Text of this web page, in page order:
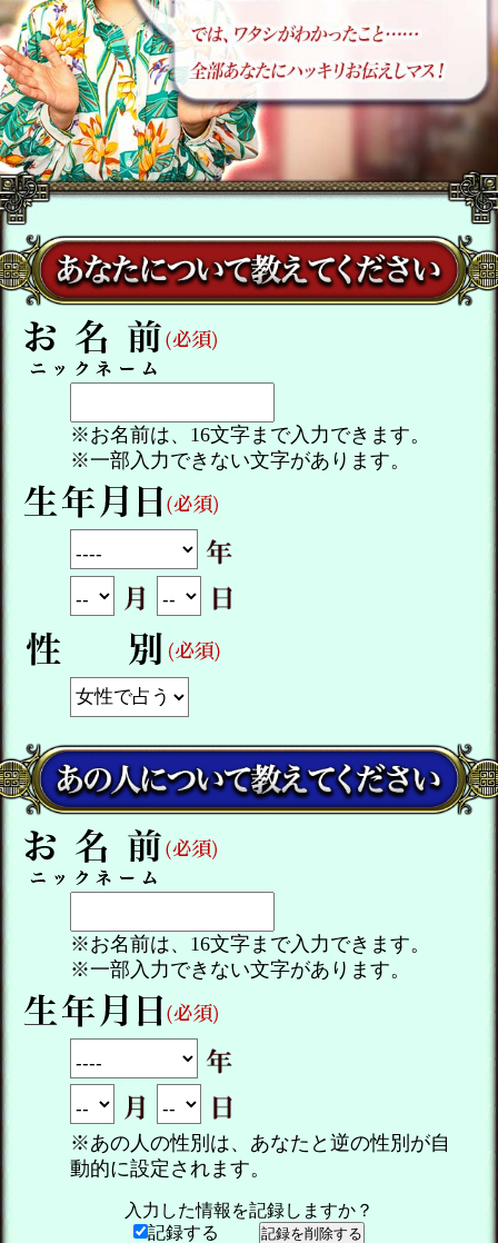
※お名前は、16文字まで入力できます。
※一部入力できない文字があります。
※お名前は、16文字まで入力できます。
※一部入力できない文字があります。
※あの人の性別は、あなたと逆の性別が自
動的に設定されます。
入力した情報を記録しますか？
記録する